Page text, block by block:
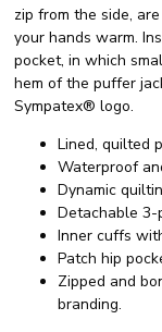
zip from the side,
your hands warm.
pocket, in which
hem of the puffer
Sympatex® logo.
Lined, quilted
Waterproof
Dynamic
Detachable 3-
Inner cuffs
Patch hip
Zipped and
branding.